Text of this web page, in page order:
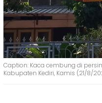
Caption: Kaca cembung di
Kabupaten Kediri, Kamis (21/8/